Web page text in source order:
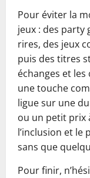
Pour éviter la
jeux : des party
rires, des jeux
puis des titres
échanges et
une touche
ligue sur une
ou un petit prix
l’inclusion et le
sans que
Pour finir,